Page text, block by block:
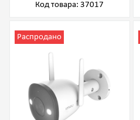
Код товара: 37017
Распродано